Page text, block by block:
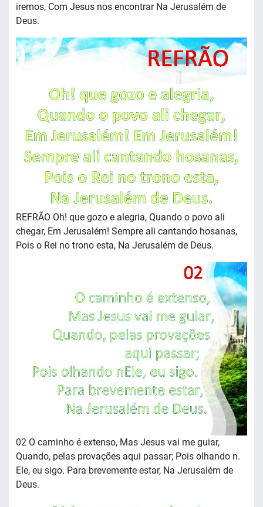
iremos, Com Jesus nos encontrar Na Jerusalém de
Deus.
REFRÃO Oh! que gozo e alegria, Quando o povo ali
chegar, Em Jerusalém! Sempre ali cantando hosanas,
Pois o Rei no trono esta, Na Jerusalém de Deus.
02 O caminho é extenso, Mas Jesus vai me guiar,
Quando, pelas provações aqui passar; Pois olhando n.
Ele, eu sigo. Para brevemente estar, Na Jerusalém de
Deus.